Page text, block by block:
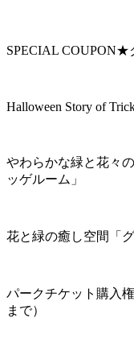
SPECIAL COUPON★
Halloween Story of
やわらかな緑と花々
ッゲルーム」
花と緑の癒し空間「
パークチケット購入
まで）